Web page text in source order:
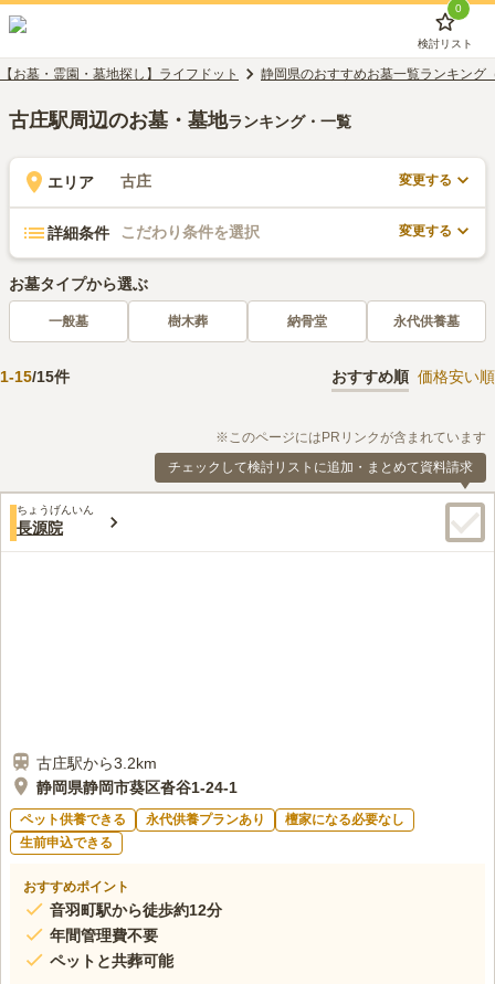
0
検討リスト
【お墓・霊園・墓地探し】ライフドット 静岡県のおすすめお墓一覧ランキング
古庄駅周辺のお墓・墓地ランキング・一覧
エリア 古庄 変更する
詳細条件 こだわり条件を選択 変更する
お墓タイプから選ぶ
一般墓 樹木葬 納骨堂 永代供養墓
1-15/15件 おすすめ順 価格安い順
※このページにはPRリンクが含まれています
チェックして検討リストに追加・まとめて資料請求
ちょうげんいん
長源院
古庄駅から3.2km
静岡県静岡市葵区沓谷1-24-1
ペット供養できる 永代供養プランあり
檀家になる必要なし
生前申込できる
おすすめポイント
音羽町駅から徒歩約12分
年間管理費不要
ペットと共葬可能